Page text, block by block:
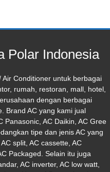
Polar Indonesia
Air Conditioner untuk berbagai
rumah, restoran, mall, hotel,
dengan berbagai
Brand AC yang kami jual
Panasonic, AC Daikin, AC Gree
tipe dan jenis AC yang
split, AC cassette, AC
Packaged. Selain itu juga
AC inverter, AC low watt,